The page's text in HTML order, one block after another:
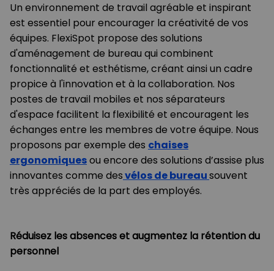
Un environnement de travail agréable et inspirant
est essentiel pour encourager la créativité de vos
équipes. FlexiSpot propose des solutions
d'aménagement de bureau qui combinent
fonctionnalité et esthétisme, créant ainsi un cadre
propice à l'innovation et à la collaboration. Nos
postes de travail mobiles et nos séparateurs
d'espace facilitent la flexibilité et encouragent les
échanges entre les membres de votre équipe. Nous
proposons par exemple des chaises
ergonomiquesou encore des solutions d’assise plus
innovantes comme desvélos de bureausouvent
très appréciés de la part des employés.
Réduisez les absences et augmentez la rétention du
personnel